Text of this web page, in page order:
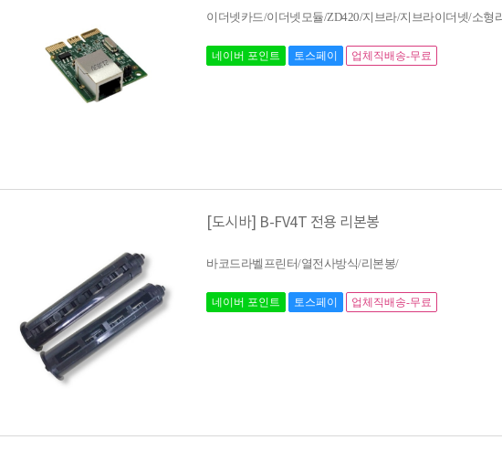
이더넷카드/이더넷모듈/ZD420/지브라/지브라이더넷/소형
네이버 포인트 토스페이 업체직배송-무료
[도시바] B-FV4T 전용 리본봉
바코드라벨프린터/열전사방식/리본봉/
네이버 포인트 토스페이 업체직배송-무료